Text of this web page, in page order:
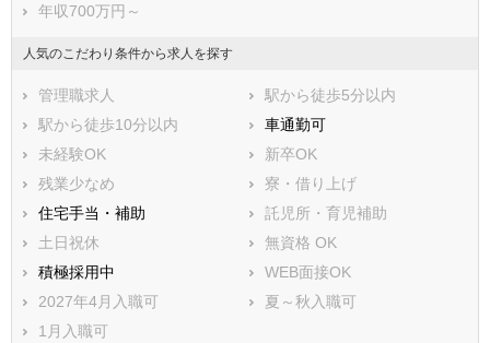
年収700万円～
人気のこだわり条件から求人を探す
管理職求人
駅から徒歩5分以内
駅から徒歩10分以内
車通勤可
未経験OK
新卒OK
残業少なめ
寮・借り上げ
住宅手当・補助
託児所・育児補助
土日祝休
無資格 OK
積極採用中
WEB面接OK
2027年4月入職可
夏～秋入職可
1月入職可